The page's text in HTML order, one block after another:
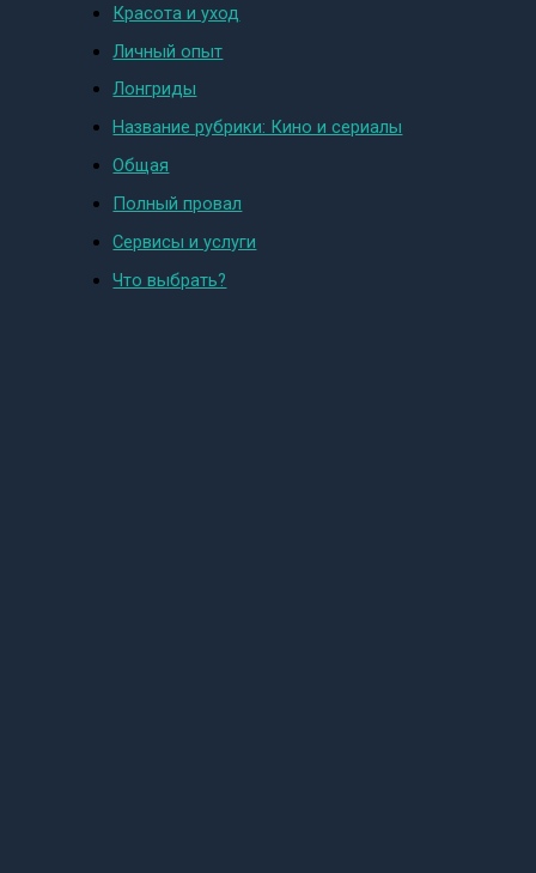
Красота и уход
Личный опыт
Лонгриды
Название рубрики: Кино и сериалы
Общая
Полный провал
Сервисы и услуги
Что выбрать?